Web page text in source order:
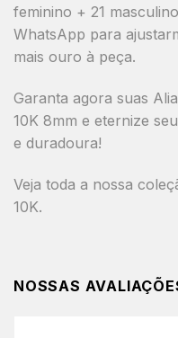
feminino + 21
WhatsApp para
mais ouro à peça.
Garanta agora suas
10K 8mm e eternize
e duradoura!
Veja toda a nossa
10K.
NOSSAS